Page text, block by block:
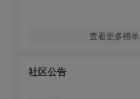
查看更多榜单
社区公告